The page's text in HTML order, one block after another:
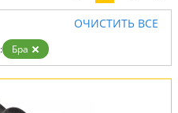
ОЧИСТИТЬ ВСЕ
Бра